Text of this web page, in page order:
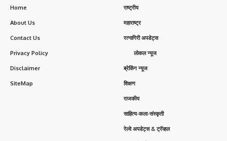
Home
About Us
Contact Us
Privacy Policy
Disclaimer
SiteMap
राष्ट्रीय
महाराष्ट्र
रत्नागिरी अपडेट्स
लोकल न्यूज
ब्रेकिंग न्यूज
शिक्षण
राजकीय
साहित्य-कला-संस्कृती
रेल्वे अपडेट्स & ट्रॅव्हल